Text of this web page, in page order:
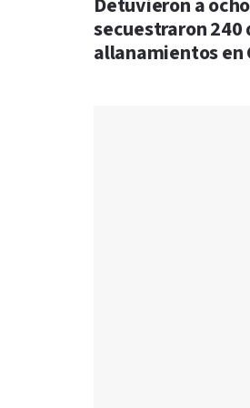
Detuvieron a
secuestraron 240
allanamientos en